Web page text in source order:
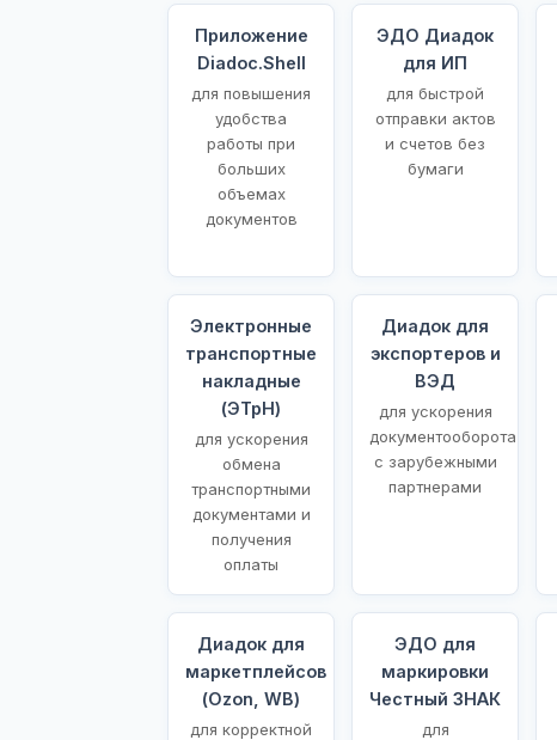
Приложение
Diadoc.Shell
для повышения
удобства
работы при
больших
объемах
документов
ЭДО Диадок
для ИП
для быстрой
отправки актов
и счетов без
бумаги
Электронные
транспортные
накладные
(ЭТрН)
для ускорения
обмена
транспортными
документами и
получения
оплаты
Диадок для
экспортеров и
ВЭД
для ускорения
документооборота
с зарубежными
партнерами
Диадок для
маркетплейсов
(Ozon, WB)
для корректной
ЭДО для
маркировки
Честный ЗНАК
для